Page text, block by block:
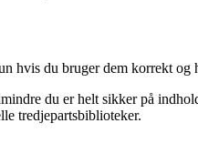
hvis du bruger dem korrekt og
du er helt sikker på
tredjepartsbiblioteker.